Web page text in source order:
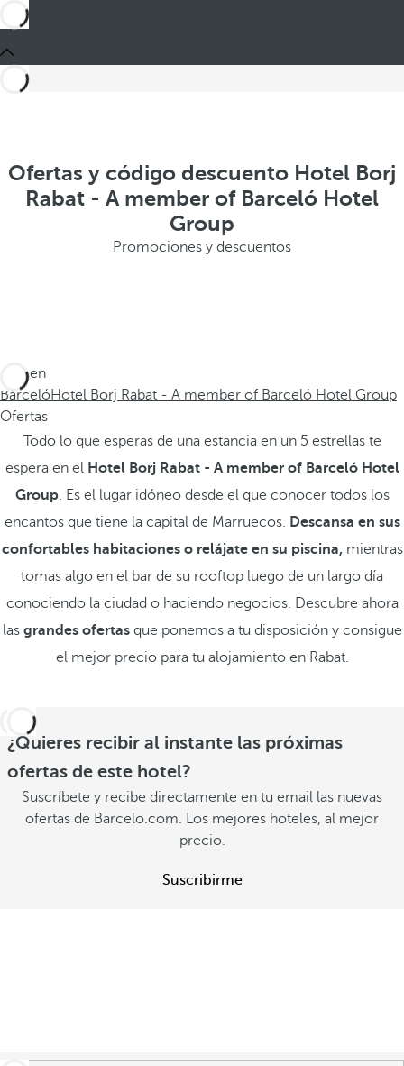
Ofertas y código descuento Hotel Borj
Rabat - A member of Barceló Hotel
Group
Promociones y descuentos
Está en
BarcelóHotel Borj Rabat - A member of Barceló Hotel Group
Ofertas
Todo lo que esperas de una estancia en un 5 estrellas te
espera en el Hotel Borj Rabat - A member of Barceló Hotel
Group. Es el lugar idóneo desde el que conocer todos los
encantos que tiene la capital de Marruecos. Descansa en sus
confortables habitaciones o relájate en su piscina,mientras
tomas algo en el bar de su rooftop luego de un largo día
conociendo la ciudad o haciendo negocios. Descubre ahora
las grandes ofertasque ponemos a tu disposición y consigue
el mejor precio para tu alojamiento en Rabat.
¿Quieres recibir al instante las próximas
ofertas de este hotel?
Suscríbete y recibe directamente en tu email las nuevas
ofertas de Barcelo.com. Los mejores hoteles, al mejor
precio.
Suscribirme